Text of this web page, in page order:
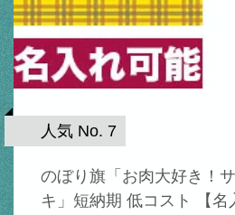
人気 No. 7
のぼり旗「お肉大好き！
キ」短納期 低コスト 【名